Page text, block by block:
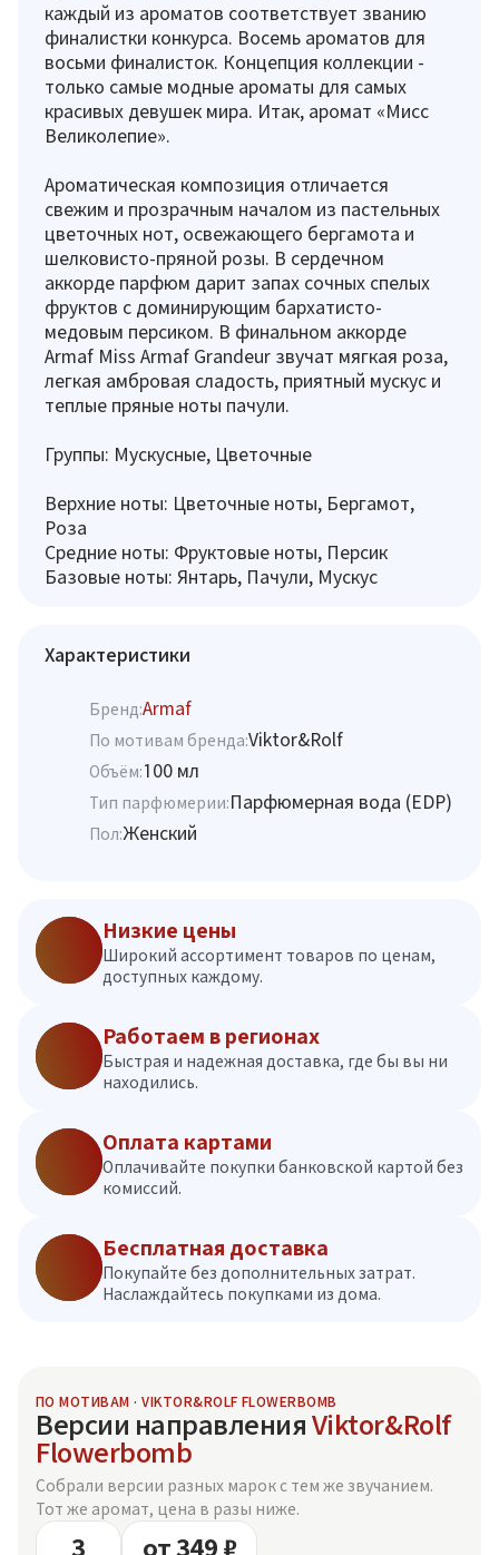
каждый из ароматов соответствует званию
финалистки конкурса. Восемь ароматов для
восьми финалисток. Концепция коллекции -
только самые модные ароматы для самых
красивых девушек мира. Итак, аромат «Мисс
Великолепие».
Ароматическая композиция отличается
свежим и прозрачным началом из пастельных
цветочных нот, освежающего бергамота и
шелковисто-пряной розы. В сердечном
аккорде парфюм дарит запах сочных спелых
фруктов с доминирующим бархатисто-
медовым персиком. В финальном аккорде
Armaf Miss Armaf Grandeur звучат мягкая роза,
легкая амбровая сладость, приятный мускус и
теплые пряные ноты пачули.
Группы: Мускусные, Цветочные
Верхние ноты: Цветочные ноты, Бергамот,
Роза
Средние ноты: Фруктовые ноты, Персик
Базовые ноты: Янтарь, Пачули, Мускус
Характеристики
Бренд:Armaf
По мотивам бренда:Viktor&Rolf
Объём:100 мл
Тип парфюмерии:Парфюмерная вода (EDP)
Пол:Женский
Низкие цены
Широкий ассортимент товаров по ценам,
доступных каждому.
Работаем в регионах
Быстрая и надежная доставка, где бы вы ни
находились.
Оплата картами
Оплачивайте покупки банковской картой без
комиссий.
Бесплатная доставка
Покупайте без дополнительных затрат.
Наслаждайтесь покупками из дома.
ПО МОТИВАМ · VIKTOR&ROLF FLOWERBOMB
Версии направления Viktor&Rolf
Flowerbomb
Собрали версии разных марок с тем же звучанием.
Тот же аромат, цена в разы ниже.
3 от 349 ₽